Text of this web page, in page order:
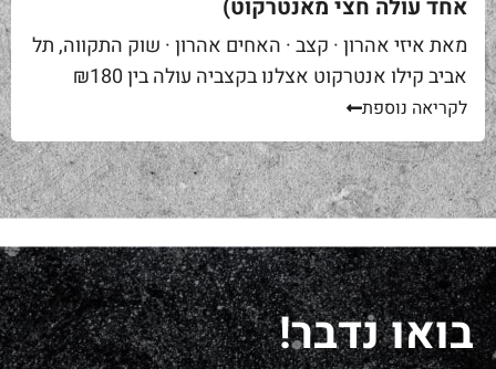
אחד עולה חצי מאנטרקוט)
מאת איזי אהרון · קצב · האחים אהרון · שוק התקווה, תל
אביב קילו אנטרקוט אצלנו בקצביה עולה בין ₪180
ל-₪220. מחיר יפה – וגם מוצדק, כי זה...
לקריאה נוספת
בואו נדבר!